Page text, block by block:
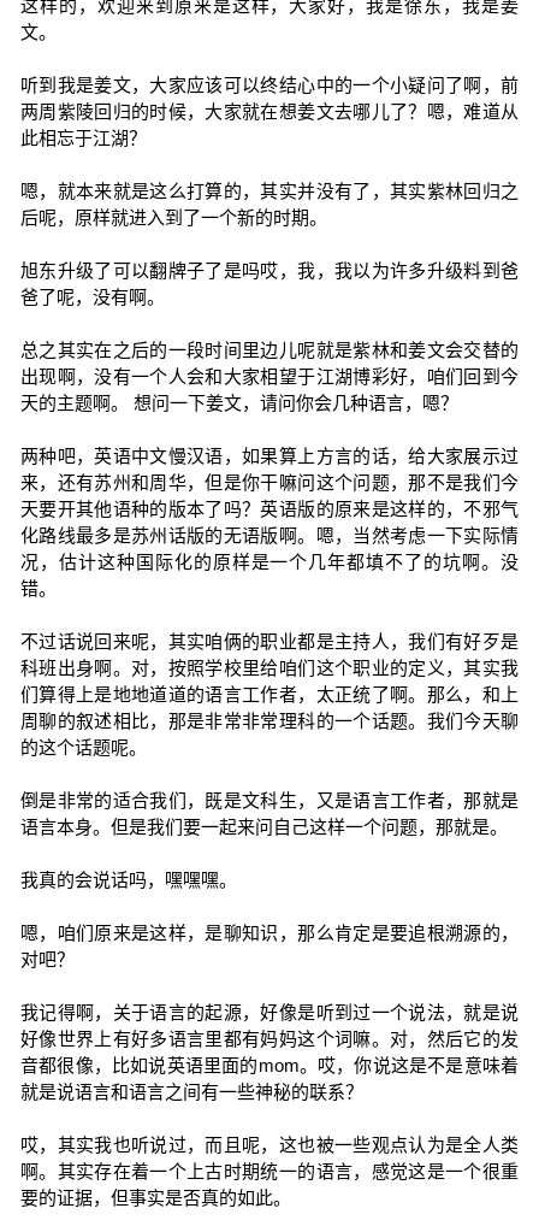
这样的，欢迎来到原来是这样，大家好，我是徐东，我是姜
文。
听到我是姜文，大家应该可以终结心中的一个小疑问了啊，前
两周紫陵回归的时候，大家就在想姜文去哪儿了？嗯，难道从
此相忘于江湖？
嗯，就本来就是这么打算的，其实并没有了，其实紫林回归之
后呢，原样就进入到了一个新的时期。
旭东升级了可以翻牌子了是吗哎，我，我以为许多升级料到爸
爸了呢，没有啊。
总之其实在之后的一段时间里边儿呢就是紫林和姜文会交替的
出现啊，没有一个人会和大家相望于江湖博彩好，咱们回到今
天的主题啊。 想问一下姜文，请问你会几种语言，嗯？
两种吧，英语中文慢汉语，如果算上方言的话，给大家展示过
来，还有苏州和周华，但是你干嘛问这个问题，那不是我们今
天要开其他语种的版本了吗？英语版的原来是这样的，不邪气
化路线最多是苏州话版的无语版啊。嗯，当然考虑一下实际情
况，估计这种国际化的原样是一个几年都填不了的坑啊。没
错。
不过话说回来呢，其实咱俩的职业都是主持人，我们有好歹是
科班出身啊。对，按照学校里给咱们这个职业的定义，其实我
们算得上是地地道道的语言工作者，太正统了啊。那么，和上
周聊的叙述相比，那是非常非常理科的一个话题。我们今天聊
的这个话题呢。
倒是非常的适合我们，既是文科生，又是语言工作者，那就是
语言本身。但是我们要一起来问自己这样一个问题，那就是。
我真的会说话吗，嘿嘿嘿。
嗯，咱们原来是这样，是聊知识，那么肯定是要追根溯源的，
对吧？
我记得啊，关于语言的起源，好像是听到过一个说法，就是说
好像世界上有好多语言里都有妈妈这个词嘛。对，然后它的发
音都很像，比如说英语里面的mom。哎，你说这是不是意味着
就是说语言和语言之间有一些神秘的联系？
哎，其实我也听说过，而且呢，这也被一些观点认为是全人类
啊。其实存在着一个上古时期统一的语言，感觉这是一个很重
要的证据，但事实是否真的如此。